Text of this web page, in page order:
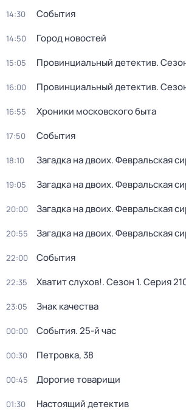
14:30 События
14:50 Город новостей
15:05 Провинциальный детектив.
16:00 Провинциальный детектив.
16:55 Хроники московского быта
17:50 События
18:10 Загадка на двоих. Февральская
19:05 Загадка на двоих. Февральская
20:00 Загадка на двоих. Февральская
20:55 Загадка на двоих. Февральская
22:00 События
22:35 Хватит слухов!. Сезон 1. Серия
23:05 Знак качества
00:00 События. 25-й час
00:30 Петровка, 38
00:45 Дорогие товарищи
01:30 Настоящий детектив